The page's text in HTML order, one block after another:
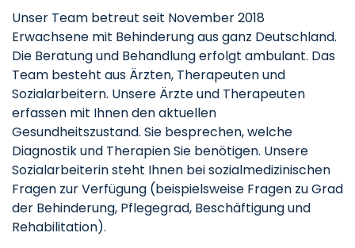
Unser Team betreut seit November 2018
Erwachsene mit Behinderung aus ganz Deutschland.
Die Beratung und Behandlung erfolgt ambulant. Das
Team besteht aus Ärzten, Therapeuten und
Sozialarbeitern. Unsere Ärzte und Therapeuten
erfassen mit Ihnen den aktuellen
Gesundheitszustand. Sie besprechen, welche
Diagnostik und Therapien Sie benötigen. Unsere
Sozialarbeiterin steht Ihnen bei sozialmedizinischen
Fragen zur Verfügung (beispielsweise Fragen zu Grad
der Behinderung, Pflegegrad, Beschäftigung und
Rehabilitation).